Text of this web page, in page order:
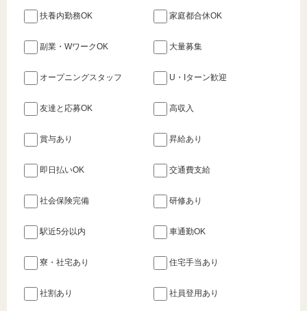
扶養内勤務OK 家庭都合休OK
副業・WワークOK 大量募集
オープニングスタッフ U・Iターン歓迎
友達と応募OK 高収入
賞与あり 昇給あり
即日払いOK 交通費支給
社会保険完備 研修あり
駅近5分以内 車通勤OK
寮・社宅あり 住宅手当あり
社割あり 社員登用あり